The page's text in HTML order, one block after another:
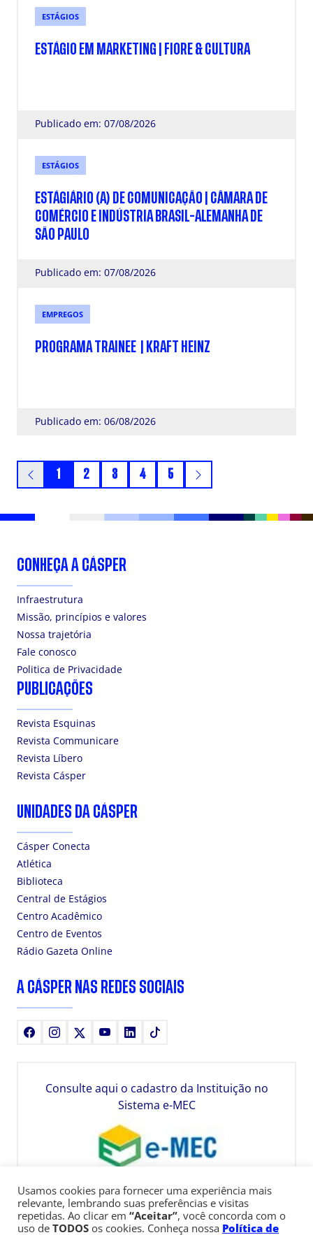
ESTÁGIOS
ESTÁGIO EM MARKETING | FIORE & CULTURA
Publicado em: 07/08/2026
ESTÁGIOS
ESTÁGIÁRIO (A) DE COMUNICAÇÃO | CÂMARA DE
COMÉRCIO E INDÚSTRIA BRASIL-ALEMANHA DE
SÃO PAULO
Publicado em: 07/08/2026
EMPREGOS
PROGRAMA TRAINEE | KRAFT HEINZ
Publicado em: 06/08/2026
1 2 3 4 5
CONHEÇA A CÁSPER
Infraestrutura
Missão, princípios e valores
Nossa trajetória
Fale conosco
Politica de Privacidade
PUBLICAÇÕES
Revista Esquinas
Revista Communicare
Revista Líbero
Revista Cásper
UNIDADES DA CÁSPER
Cásper Conecta
Atlética
Biblioteca
Central de Estágios
Centro Acadêmico
Centro de Eventos
Rádio Gazeta Online
A CÁSPER NAS REDES SOCIAIS
FacebookInstagram YoutubeLinkedIn
Consulte aqui o cadastro da Instituição no
Sistema e-MEC
Usamos cookies para fornecer uma experiência mais
relevante, lembrando suas preferências e visitas
repetidas. Ao clicar em “Aceitar”, você concorda com o
uso de TODOS os cookies. Conheça nossa Política de